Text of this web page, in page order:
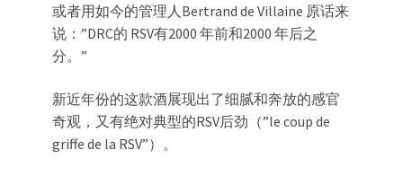
或者用如今的管理人Bertrand de Villaine 原话来
说：”DRC的 RSV有2000 年前和2000 年后之
分。”
新近年份的这款酒展现出了细腻和奔放的感官
奇观，又有绝对典型的RSV后劲（”le coup de
griffe de la RSV”）。